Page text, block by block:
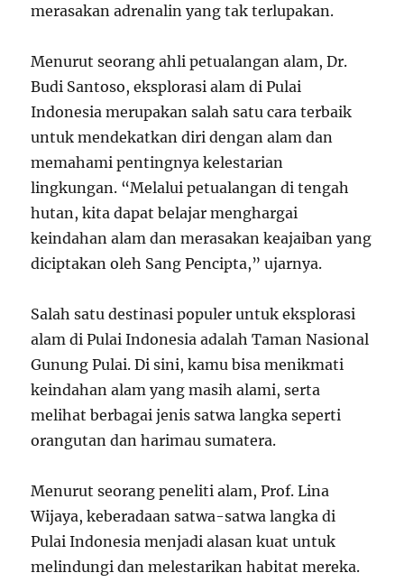
merasakan adrenalin yang tak terlupakan.
Menurut seorang ahli petualangan alam, Dr.
Budi Santoso, eksplorasi alam di Pulai
Indonesia merupakan salah satu cara terbaik
untuk mendekatkan diri dengan alam dan
memahami pentingnya kelestarian
lingkungan. “Melalui petualangan di tengah
hutan, kita dapat belajar menghargai
keindahan alam dan merasakan keajaiban yang
diciptakan oleh Sang Pencipta,” ujarnya.
Salah satu destinasi populer untuk eksplorasi
alam di Pulai Indonesia adalah Taman Nasional
Gunung Pulai. Di sini, kamu bisa menikmati
keindahan alam yang masih alami, serta
melihat berbagai jenis satwa langka seperti
orangutan dan harimau sumatera.
Menurut seorang peneliti alam, Prof. Lina
Wijaya, keberadaan satwa-satwa langka di
Pulai Indonesia menjadi alasan kuat untuk
melindungi dan melestarikan habitat mereka.